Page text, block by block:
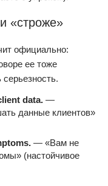
«строже»
официально:
ее тоже
серьезность.
data. —
данные клиентов»
— «Вам не
(настойчивое